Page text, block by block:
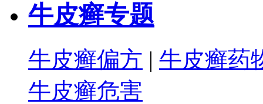
牛皮癣专题
牛皮癣偏方 | 牛皮癣药
牛皮癣危害